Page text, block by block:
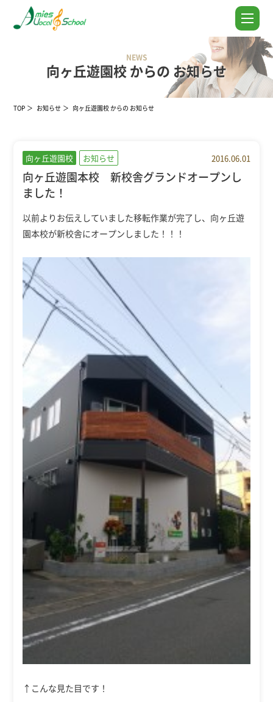
NEWS
向ヶ丘遊園校 からの お知らせ
TOP お知らせ 向ヶ丘遊園校 からの お知らせ
向ヶ丘遊園校 お知らせ 2016.06.01
向ヶ丘遊園本校 新校舎グランドオープンし
ました！
以前よりお伝えしていました移転作業が完了し、向ヶ丘遊
園本校が新校舎にオープンしました！！！
↑こんな見た目です！